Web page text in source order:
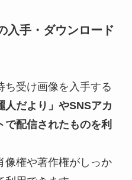
入手・ダウンロード
ち受け画像を入手する
人だより」やSNSアカ
で配信されたものを利
像権や著作権がしっか